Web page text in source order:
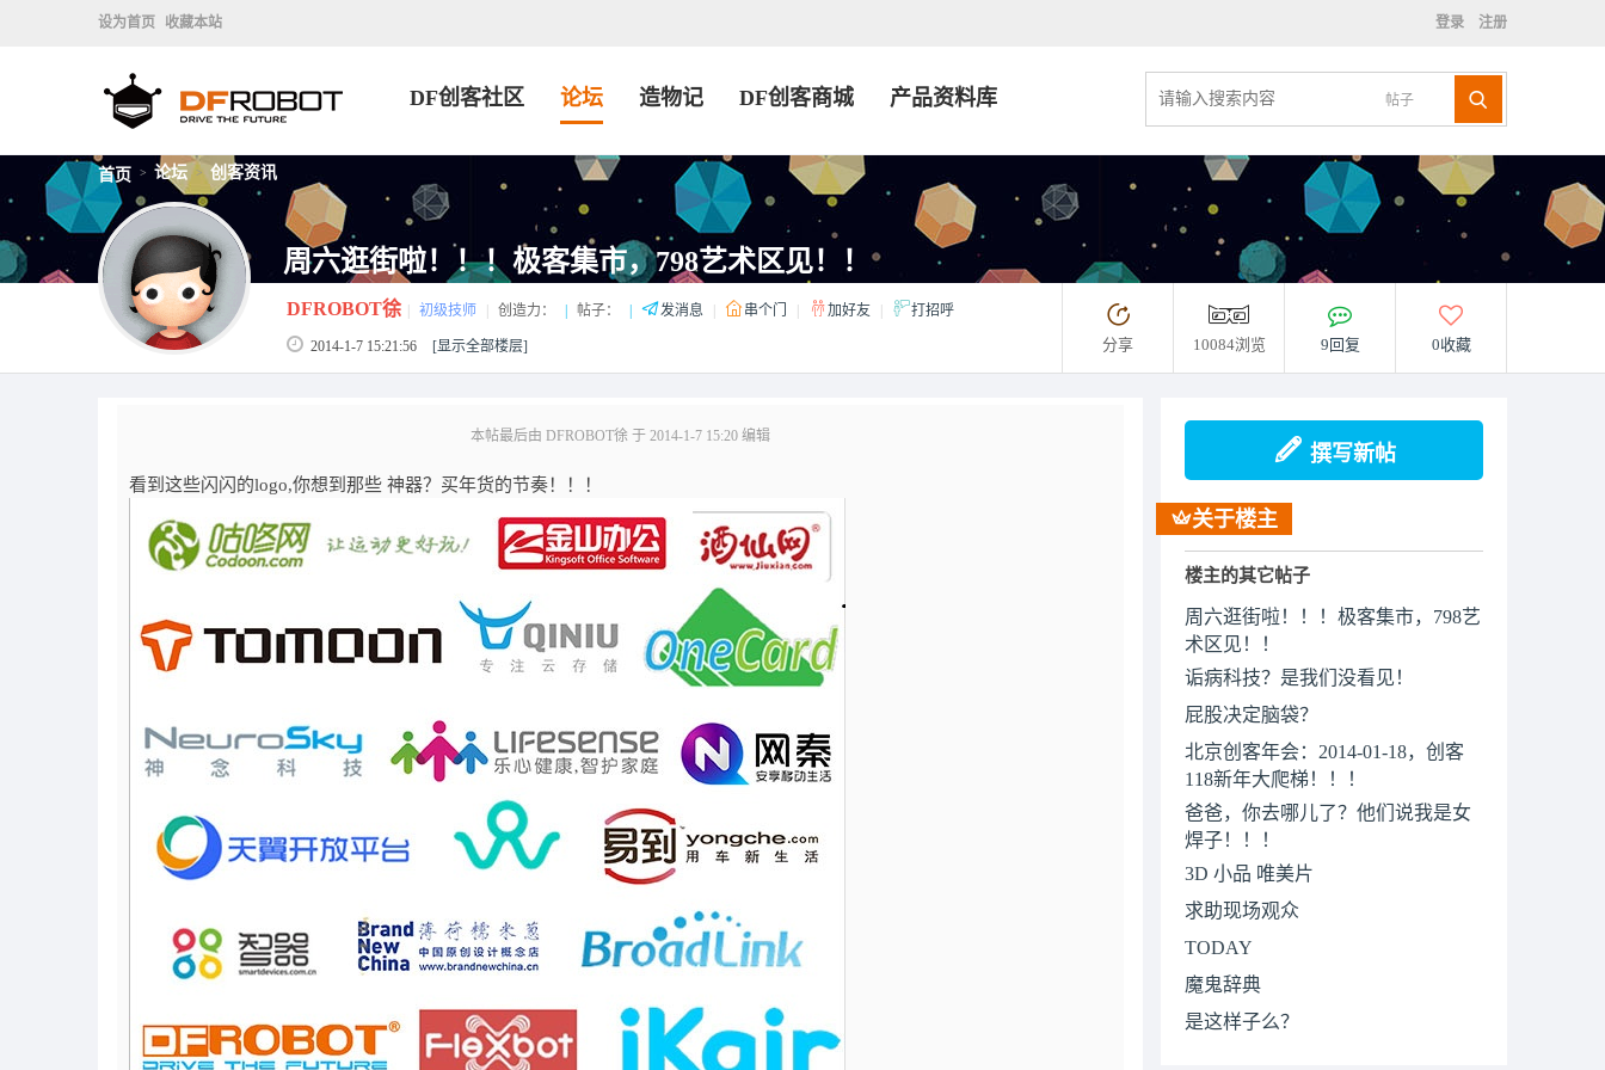
设为首页 收藏本站 登录 注册
帖子
DF创客社区 论坛 造物记 DF创客商城 产品资料库
首页 > 论坛 > 创客资讯
周六逛街啦！！！极客集市，798艺术区见！！
DFROBOT徐 初级技师 创造力： 帖子： 发消息 串个门 加好友 打招呼
2014-1-7 15:21:56 [显示全部楼层] 分享 10084浏览 9回复 0收藏
本帖最后由 DFROBOT徐 于 2014-1-7 15:20 编辑
看到这些闪闪的logo,你想到那些 神器？买年货的节奏！！！
撰写新帖
关于楼主
楼主的其它帖子
周六逛街啦！！！极客集市，798艺
术区见！！
诟病科技？是我们没看见！
屁股决定脑袋？
北京创客年会：2014-01-18，创客
118新年大爬梯！！！
爸爸，你去哪儿了？他们说我是女
焊子！！！
3D 小品 唯美片
求助现场观众
TODAY
魔鬼辞典
是这样子么？